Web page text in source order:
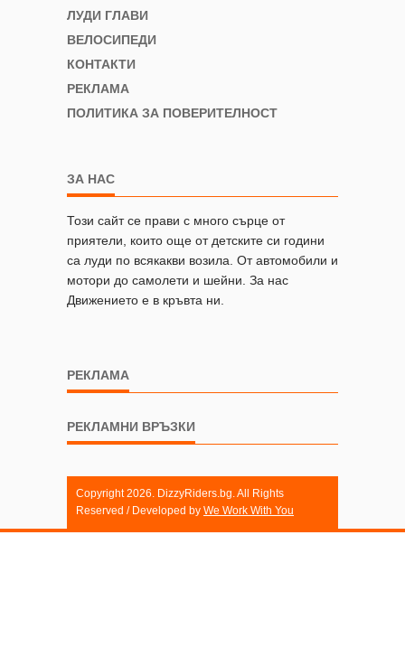
ЛУДИ ГЛАВИ
ВЕЛОСИПЕДИ
КОНТАКТИ
РЕКЛАМА
ПОЛИТИКА ЗА ПОВЕРИТЕЛНОСТ
ЗА НАС
Този сайт се прави с много сърце от
приятели, които още от детските си години
са луди по всякакви возила. От автомобили и
мотори до самолети и шейни. За нас
Движението е в кръвта ни.
РЕКЛАМА
РЕКЛАМНИ ВРЪЗКИ
Copyright 2026. DizzyRiders.bg. All Rights
Reserved / Developed by We Work With You